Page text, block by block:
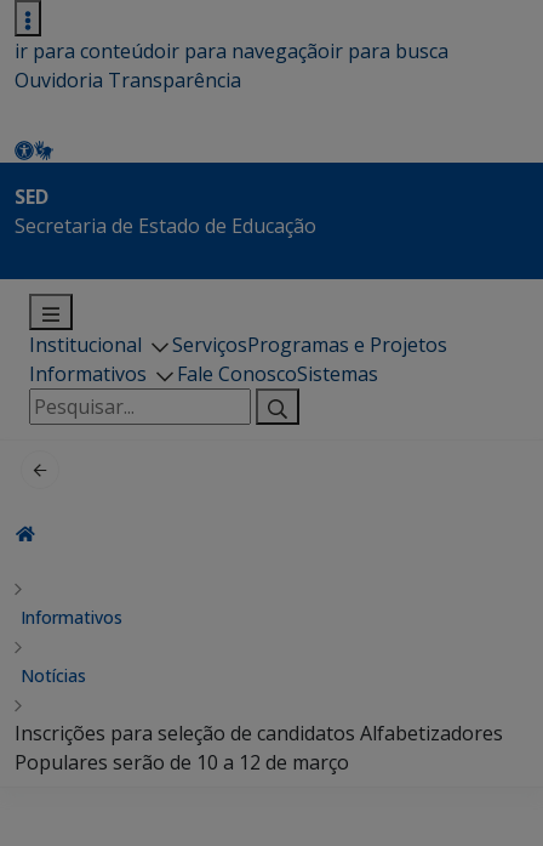
ir para conteúdoir para navegaçãoir para busca
Ouvidoria Transparência
SED
Secretaria de Estado de Educação
Institucional ServiçosProgramas e Projetos
Informativos
Fale ConoscoSistemas
Pesquisar
por:
Informativos
Notícias
Inscrições para seleção de candidatos Alfabetizadores
Populares serão de 10 a 12 de março